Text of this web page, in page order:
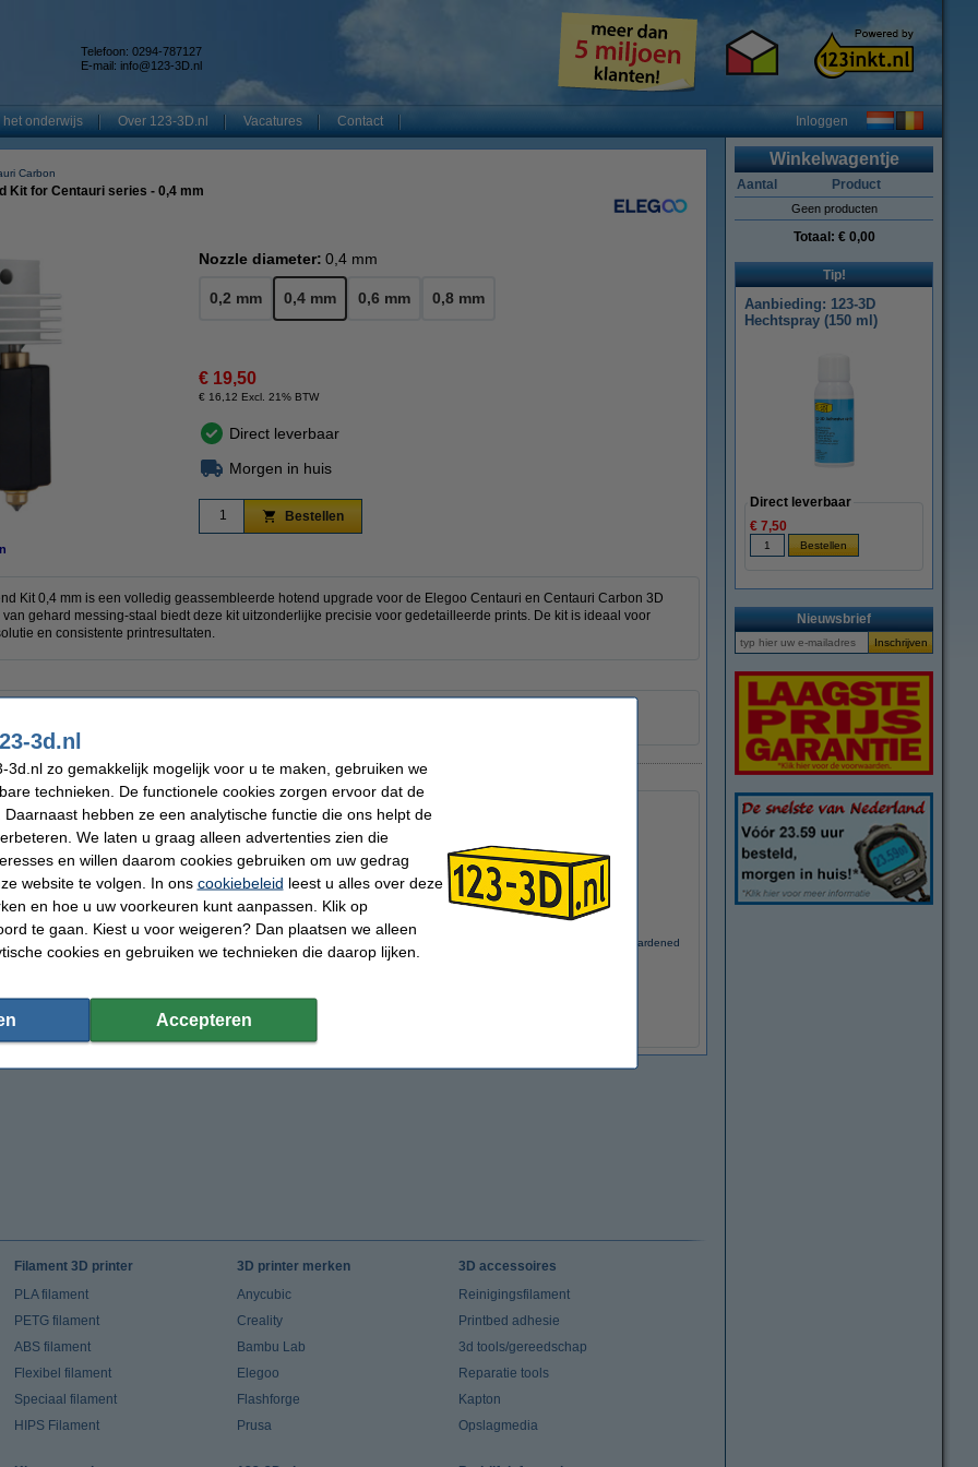
Telefoon: 0294-787127
E-mail: info@123-3D.nl
het onderwijs Over 123-3D.nl Vacatures Contact Inloggen
Carbon
Kit for Centauri series - 0,4 mm
Nozzle diameter: 0,4 mm
0,2 mm 0,4 mm 0,6 mm 0,8 mm
€ 19,50
€ 16,12 Excl. 21% BTW
Direct leverbaar
Morgen in huis
Bestellen
Kit 0,4 mm is een volledig geassembleerde hotend upgrade voor de Elegoo Centauri en Centauri Carbon 3D
gehard messing-staal biedt deze kit uitzonderlijke precisie voor gedetailleerde prints. De kit is ideaal voor
en consistente printresultaten.
artikel ook besteld hebben
Centauri series - 0,6 mm
(Incl. 21% BTW)
Centauri Carbon/Centauri (3 stuks)
(Incl. 21% BTW)
Elegoo Centauri 0.4 mm Brass hardened
Winkelwagentje
Aantal Product
Geen producten
Totaal: € 0,00
Tip!
Aanbieding: 123-3D
Hechtspray (150 ml)
Direct leverbaar
€ 7,50
Nieuwsbrief
Filament 3D printer
PLA filament
PETG filament
ABS filament
Flexibel filament
Speciaal filament
HIPS Filament
3D printer merken
Anycubic
Creality
Bambu Lab
Elegoo
Flashforge
Prusa
3D accessoires
Reinigingsfilament
Printbed adhesie
3d tools/gereedschap
Reparatie tools
Kapton
Opslagmedia
3d.nl
3d.nl zo gemakkelijk mogelijk voor u te maken, gebruiken we
technieken. De functionele cookies zorgen ervoor dat de
hebben ze een analytische functie die ons helpt de
We laten u graag alleen advertenties zien die
en willen daarom cookies gebruiken om uw gedrag
website te volgen. In ons cookiebeleid leest u alles over deze
en hoe u uw voorkeuren kunt aanpassen. Klik op
te gaan. Kiest u voor weigeren? Dan plaatsen we alleen
cookies en gebruiken we technieken die daarop lijken.
Accepteren